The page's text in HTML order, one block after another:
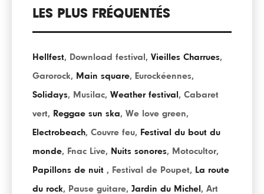
LES PLUS FRÉQUENTÉS
Hellfest, Download festival , Vieilles Charrues,
Garorock, Main square, Eurockéennes,
Solidays, Musilac, Weather festival , Cabaret
vert, Reggae sun ska, We love green,
Electrobeach, Couvre feu, Festival du bout du
monde, Fnac Live, Nuits sonores, Motocultor,
Papillons de nuit , Festival de Poupet, La route
du rock, Pause guitare, Jardin du Michel , Art